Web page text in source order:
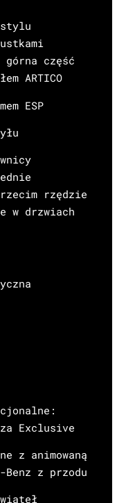
stylu
część
ARTICO
ESP
rzędzie
w drzwiach
Exclusive
z animowaną
Benz z przodu